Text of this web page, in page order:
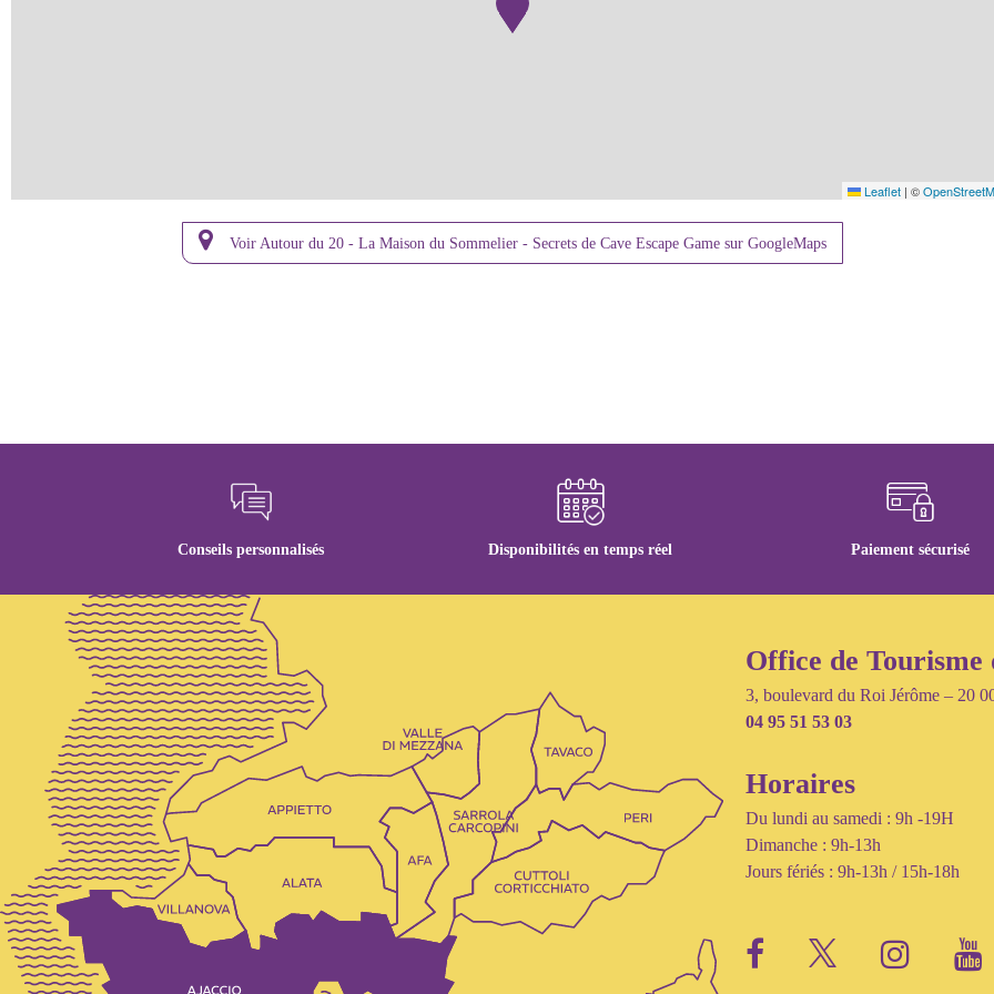
Leaflet | ©
Voir Autour du 20 - La Maison du Sommelier - Secrets de Cave Escape Game sur GoogleMaps
Conseils personnalisés Disponibilités en temps réel Paiement sécurisé
Office de Tourisme
3, boulevard du Roi Jérôme – 20
04 95 51 53 03
Horaires
Du lundi au samedi : 9h -19H
Dimanche : 9h-13h
Jours fériés : 9h-13h / 15h-18h